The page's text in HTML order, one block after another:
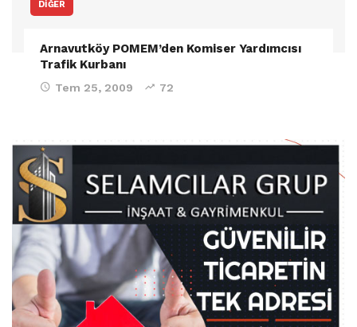
DIĞER
Arnavutköy POMEM’den Komiser Yardımcısı
Trafik Kurbanı
Tem 25, 2009 72